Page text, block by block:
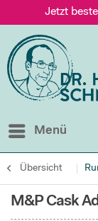
Jetzt
Versand
Jetzt
Menü
Übersicht
M&P Cask